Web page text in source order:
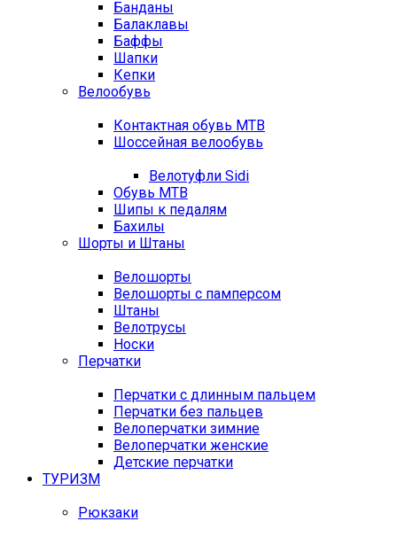
Банданы
Балаклавы
Баффы
Шапки
Кепки
Велообувь
Контактная обувь MTB
Шоссейная велообувь
Велотуфли Sidi
Обувь MTB
Шипы к педалям
Бахилы
Шорты и Штаны
Велошорты
Велошорты с памперсом
Штаны
Велотрусы
Носки
Перчатки
Перчатки с длинным пальцем
Перчатки без пальцев
Велоперчатки зимние
Велоперчатки женские
Детские перчатки
ТУРИЗМ
Рюкзаки